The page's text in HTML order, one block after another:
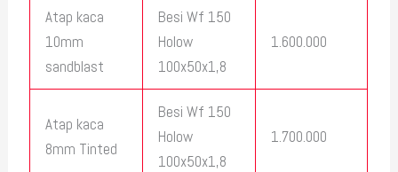
Atap kaca
10mm
sandblast
Besi Wf 150
Holow
100x50x1,8
1.600.000
Atap kaca
8mm Tinted
Besi Wf 150
Holow
100x50x1,8
1.700.000